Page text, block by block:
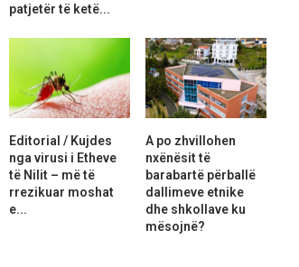
patjetër të ketë...
Editorial / Kujdes
nga virusi i Etheve
të Nilit – më të
rrezikuar moshat
e...
A po zhvillohen
nxënësit të
barabartë përballë
dallimeve etnike
dhe shkollave ku
mësojnë?